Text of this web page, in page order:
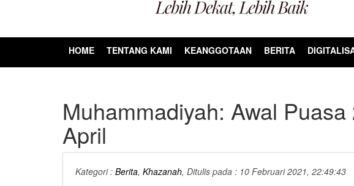
HOME TENTANG KAMI KEANGGOTAAN BERITA
Muhammadiyah: Awal
April
Kategori : Berita, Khazanah, Ditulis pada : 10 Februari 2021, 22:49:43